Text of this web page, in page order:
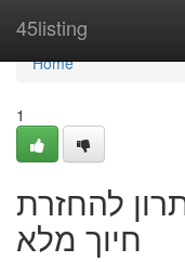
45listing
Home
Home
1
להחזרת
חיוך מלא